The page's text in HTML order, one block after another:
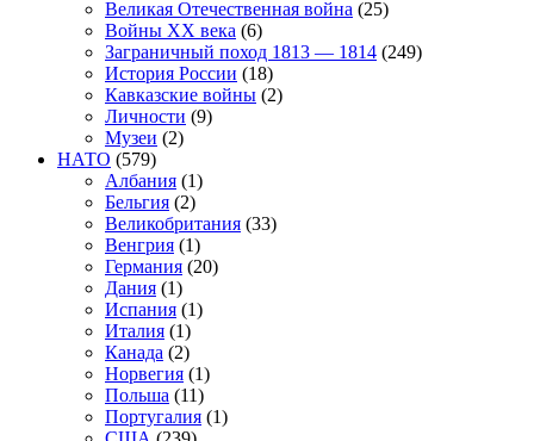
Великая Отечественная война (25)
Войны XX века (6)
Заграничный поход 1813 — 1814 (249)
История России (18)
Кавказские войны (2)
Личности (9)
Музеи (2)
НАТО (579)
Албания (1)
Бельгия (2)
Великобритания (33)
Венгрия (1)
Германия (20)
Дания (1)
Испания (1)
Италия (1)
Канада (2)
Норвегия (1)
Польша (11)
Португалия (1)